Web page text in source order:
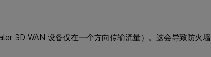
SD-WAN 设备仅在一个方向传输流量）。这会导致防火墙